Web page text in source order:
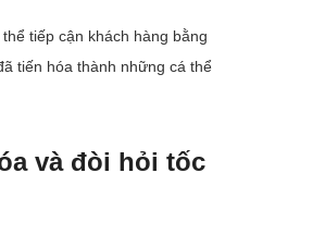
tiếp cận khách hàng bằng
tiến hóa thành những cá thể
và đòi hỏi tốc